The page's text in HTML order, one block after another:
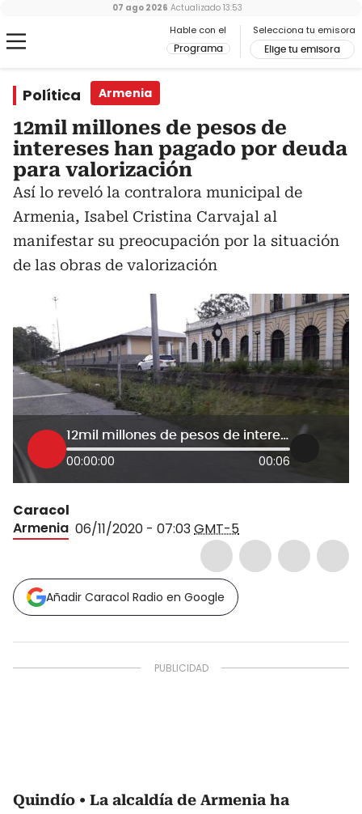
Hable con el
Programa
Selecciona tu emisora
Elige tu emisora
07 ago 2026 Actualizado 13:53
Política Armenia
12mil millones de pesos de
intereses han pagado por deuda
para valorización
Así lo reveló la contralora municipal de
Armenia, Isabel Cristina Carvajal al
manifestar su preocupación por la situación
de las obras de valorización
12mil millones de pesos de intereses han pagado por deuda para valorización
00:00:00 00:06
Caracol
Armenia 06/11/2020 - 07:03GMT-5
Añadir Caracol Radio en Google
Quindío
La alcaldía de Armenia ha